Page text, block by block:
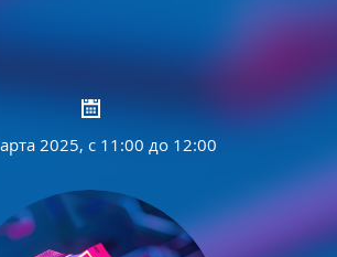
2025, с 11:00 до 12:00